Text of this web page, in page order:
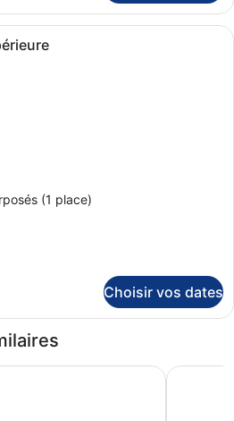
Une chambre d’hôtel avec un lit
(1 place)
Choisir vos dates
Feldkirch Hotel